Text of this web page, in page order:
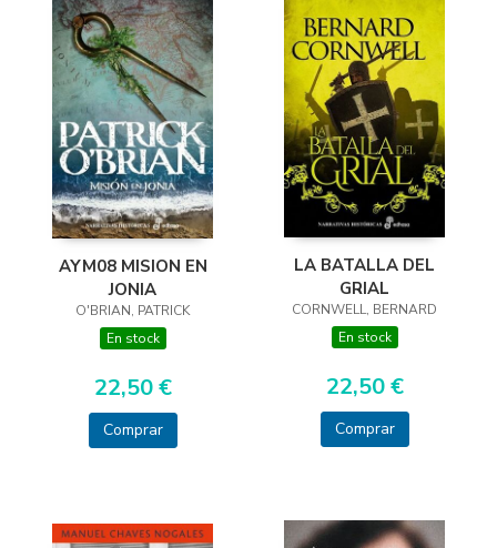
AYM08 MISION EN
JONIA
O'BRIAN, PATRICK
En stock
22,50 €
Comprar
LA BATALLA DEL
GRIAL
CORNWELL, BERNARD
En stock
22,50 €
Comprar